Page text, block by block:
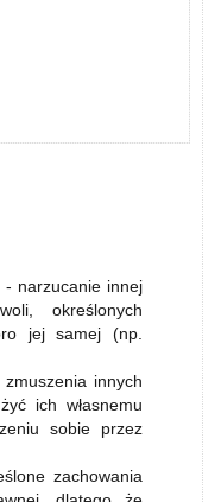
- narzucanie innej
określonych
jej samej (np.
innych
ich własnemu
sobie przez
zachowania